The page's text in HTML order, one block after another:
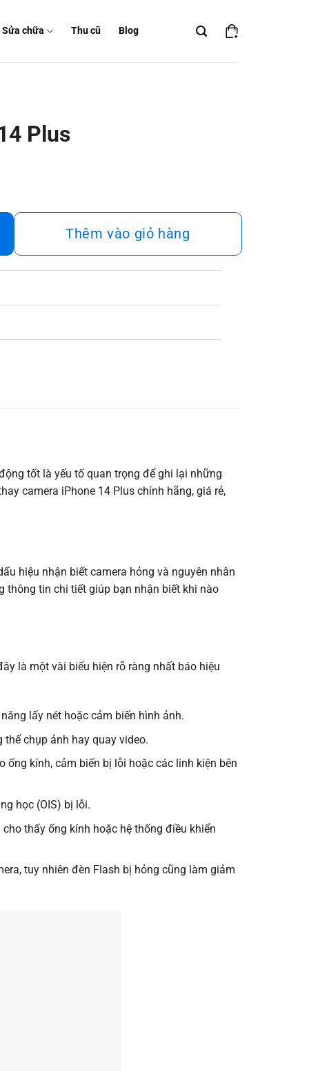
Sửa chữa Thu cũ Blog
Plus
Thêm vào giỏ hàng
tốt là yếu tố quan trọng để ghi lại những
camera iPhone 14 Plus chính hãng, giá rẻ,
hiệu nhận biết camera hỏng và nguyên nhân
thông tin chi tiết giúp bạn nhận biết khi nào
là một vài biểu hiện rõ ràng nhất báo hiệu
lấy nét hoặc cảm biến hình ảnh.
chụp ảnh hay quay video.
kính, cảm biến bị lỗi hoặc các linh kiện bên
học (OIS) bị lỗi.
thấy ống kính hoặc hệ thống điều khiển
tuy nhiên đèn Flash bị hỏng cũng làm giảm